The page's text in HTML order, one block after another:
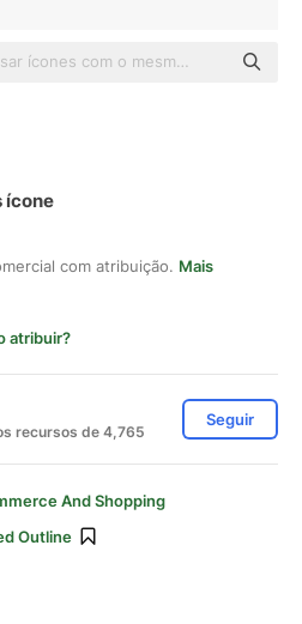
ícone
com atribuição. Mais
atribuir?
recursos de 4,765
Seguir
And Shopping
Outline